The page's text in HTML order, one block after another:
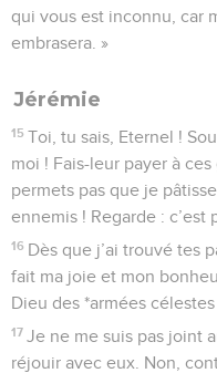
qui vous est inconnu, car
embrasera. »
Jérémie
15 Toi, tu sais, Eternel !
moi ! Fais-leur payer à
permets pas que je
ennemis ! Regarde : c’est
16 Dès que j’ai trouvé tes
fait ma joie et mon
Dieu des *armées célestes
17 Je ne me suis pas joint
réjouir avec eux. Non,